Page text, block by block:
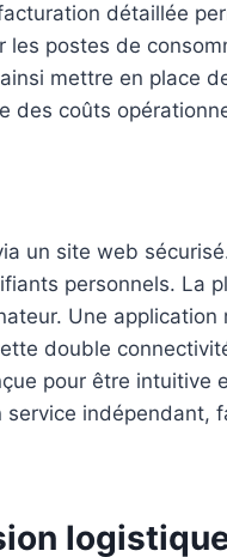
détaillée
postes de
mettre en place
des coûts
un site web
personnels. La
Une
double
pour être intuitive
indépendant,